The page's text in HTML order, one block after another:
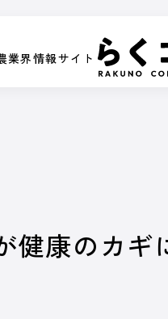
業界情報サイト
健康のカギ